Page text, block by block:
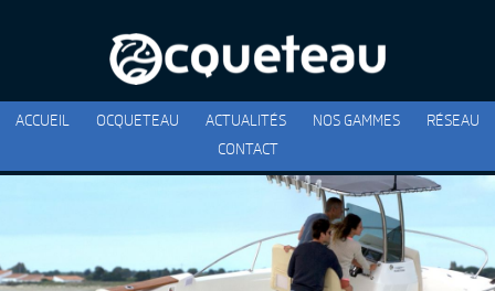
ACCUEIL OCQUETEAU ACTUALITÉS NOS GAMMES
RÉSEAU
CONTACT